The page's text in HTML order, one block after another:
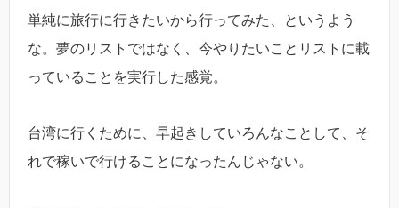
単純に旅行に行きたいから行ってみた、というよう
な。夢のリストではなく、今やりたいことリストに載
っていることを実行した感覚。
台湾に行くために、早起きしていろんなことして、そ
れで稼いで行けることになったんじゃない。